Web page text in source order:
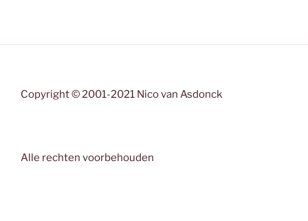
Copyright © 2001-2021 Nico van Asdonck
Alle rechten voorbehouden